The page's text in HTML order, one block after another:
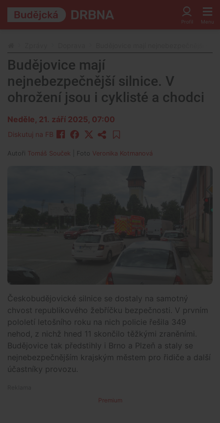
Budějovice mají
nejnebezpečnější silnice. V
ohrožení jsou i cyklisté a chodci
Neděle, 21. září 2025, 07:00
Diskutuj na FB
Autoři Tomáš Souček | Foto Veronika Kotmanová
Českobudějovické silnice se dostaly na samotný
chvost republikového žebříčku bezpečnosti. V prvním
pololetí letošního roku na nich policie řešila 349
nehod, z nichž hned 11 skončilo těžkými zraněními.
Budějovice tak předstihly i Brno a Plzeň a staly se
nejnebezpečnějším krajským městem pro řidiče a další
účastníky provozu.
Premium